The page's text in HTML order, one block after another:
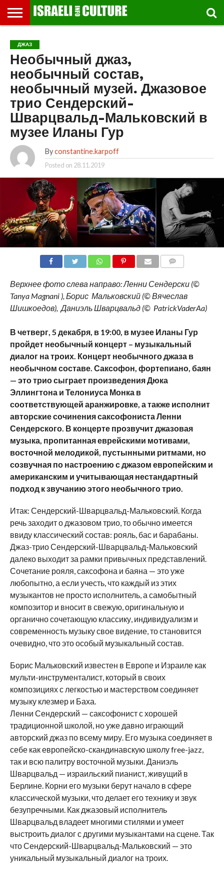
МУЗЕИ
СТРАНА
ФЕСТИВАЛЕЙ
ТЕАТР
КНИГИ.
ТЕКСТЫ
МУЗЫКА
РЕЛИГИЯ/
ИСТОРИЯ
ДВИЖЕНИЕ
ДЕТИ
ВЫХОДНОГО
ДНЯ
МАРШРУТЫ
ПРОГУЛЬЩИКА
ВИДЕО-
РЕЧИ
ВПЕЧАТЛЕНИЯ
ВСТРЕЧИ
И
ЛЕКЦИИ
ИНТЕРВЬЮ
КИНО
TEL
AVIV
GLOBAL
ДЖАЗ
Необычный джаз,
необычный состав,
необычный музей. Джазовое
трио Сендерский-
Шварцвальд-Мальковский в
музее Иланы Гур
By constantine.karpoff
Posted on 28.11.2019
Верхнее фото слева направо: Ленни Сендерски (©
Tanya Magnani ), Борис Мальковский (© Вячеслав
Шишкоедов), Даниэль Шварцвальд (© PatrickVaderAa)
В четверг, 5 декабря, в 19:00, в музее Иланы Гур
пройдет необычный концерт – музыкальный
диалог на троих. Концерт необычного джаза в
необычном составе. Саксофон, фортепиано, баян
— это трио сыграет произведения Дюка
Эллингтона и Телониуса Монка в
соответствующей аранжировке, а также исполнит
авторские сочинения саксофониста Ленни
Сендерского. В концерте прозвучит джазовая
музыка, пропитанная еврейскими мотивами,
восточной мелодикой, пустынными ритмами, но
созвучная по настроению с джазом европейским и
американским и учитывающая нестандартный
подход к звучанию этого необычного трио.
Итак: Сендерский-Шварцвальд-Мальковский. Когда
речь заходит о джазовом трио, то обычно имеется
ввиду классический состав: рояль, бас и барабаны.
Джаз-трио Сендерский-Шварцвальд-Мальковский
далеко выходит за рамки привычных представлений.
Сочетание рояля, саксофона и баяна — это уже
любопытно, а если учесть, что каждый из этих
музыкантов не просто исполнитель, а самобытный
композитор и вносит в свежую, оригинальную и
органично сочетающую классику, индивидуализм и
современность музыку свое видение, то становится
очевидно, что это особый музыкальный состав.
Борис Мальковский известен в Европе и Израиле как
мульти-инструменталист, который в своих
композициях с легкостью и мастерством соединяет
музыку клезмер и Баха.
Ленни Сендерский — саксофонист с хорошей
традиционной школой, но уже давно играющий
авторский джаз по всему миру. Его музыка соединяет в
себе как европейско-скандинавскую школу free-jazz,
так и всю палитру восточной музыки. Даниэль
Шварцвальд — израильcкий пианист, живущий в
Берлине. Корни его музыки берут начало в сфере
классической музыки, что делает его технику и звук
безупречными. Как джазовый исполнитель
Шварцвальд владеет многими стилями и умеет
выстроить диалог с другими музыкантами на сцене. Так
что Сендерский-Шварцвальд-Мальковский — это
уникальный музыкальный диалог на троих.